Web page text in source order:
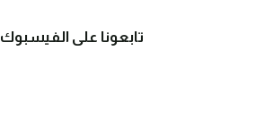
تابعونا على الفيسبوك